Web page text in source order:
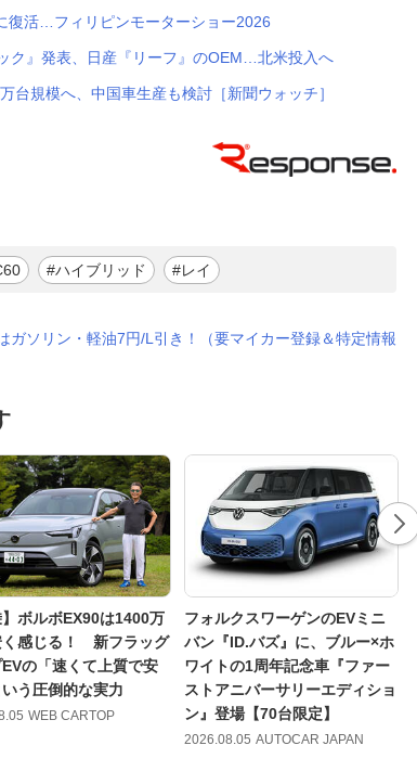
復活…フィリピンモーターショー2026
ク』発表、日産『リーフ』のOEM…北米投入へ
台規模へ、中国車生産も検討［新聞ウォッチ］
#ハイブリッド #レイ
ガソリン・軽油7円/L引き！（要マイカー登録＆特定情報
】ボルボEX90は1400万
く感じる！ 新フラッグ
の「速くて上質で安
う圧倒的な実力
WEB CARTOP
フォルクスワーゲンのEVミニ
バン『ID.バズ』に、ブルー×ホ
ワイトの1周年記念車『ファー
ストアニバーサリーエディショ
ン』登場【70台限定】
2026.08.05 AUTOCAR JAPAN